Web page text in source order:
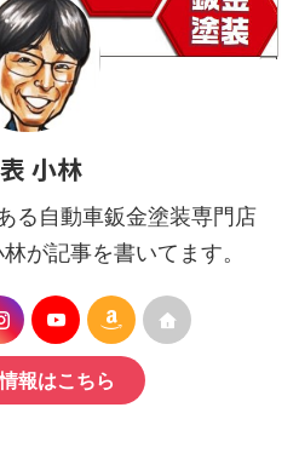
小林
る自動車鈑金塗装専門店
が記事を書いてます。
報はこちら